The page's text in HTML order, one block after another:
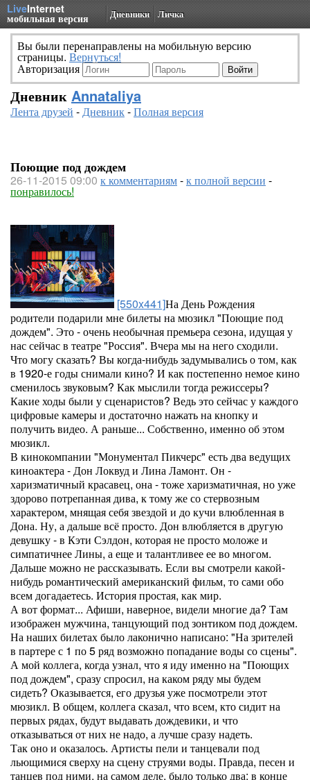
LiveInternet
мобильная версия Дневники Личка
Вы были перенаправлены на мобильную версию
страницы. Вернуться!
Авторизация
Дневник Annataliya
Лента друзей -Дневник-Полная версия
Поющие под дождем
26-11-2015 09:00 к комментариям-к полной версии -
понравилось!
[550x441]На День Рождения
родители подарили мне билеты на мюзикл "Поющие под
дождем". Это - очень необычная премьера сезона, идущая у
нас сейчас в театре "Россия". Вчера мы на него сходили.
Что могу сказать? Вы когда-нибудь задумывались о том, как
в 1920-е годы снимали кино? И как постепенно немое кино
сменилось звуковым? Как мыслили тогда режиссеры?
Какие ходы были у сценаристов? Ведь это сейчас у каждого
цифровые камеры и достаточно нажать на кнопку и
получить видео. А раньше... Собственно, именно об этом
мюзикл.
В кинокомпании "Монументал Пикчерс" есть два ведущих
киноактера - Дон Локвуд и Лина Ламонт. Он -
харизматичный красавец, она - тоже харизматичная, но уже
здорово потрепанная дива, к тому же со стервозным
характером, мнящая себя звездой и до кучи влюбленная в
Дона. Ну, а дальше всё просто. Дон влюбляется в другую
девушку - в Кэти Сэлдон, которая не просто моложе и
симпатичнее Лины, а еще и талантливее ее во многом.
Дальше можно не рассказывать. Если вы смотрели какой-
нибудь романтический американский фильм, то сами обо
всем догадаетесь. История простая, как мир.
А вот формат... Афиши, наверное, видели многие да? Там
изображен мужчина, танцующий под зонтиком под дождем.
На наших билетах было лаконично написано: "На зрителей
в партере с 1 по 5 ряд возможно попадание воды со сцены".
А мой коллега, когда узнал, что я иду именно на "Поющих
под дождем", сразу спросил, на каком ряду мы будем
сидеть? Оказывается, его друзья уже посмотрели этот
мюзикл. В общем, коллега сказал, что всем, кто сидит на
первых рядах, будут выдавать дождевики, и что
отказываться от них не надо, а лучше сразу надеть.
Так оно и оказалось. Артисты пели и танцевали под
льющимися сверху на сцену струями воды. Правда, песен и
танцев под ними, на самом деле, было только два: в конце